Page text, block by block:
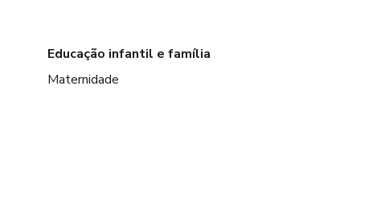
Educação infantil e família
Maternidade